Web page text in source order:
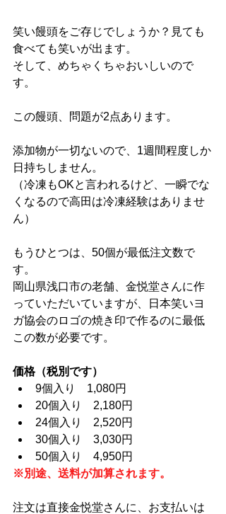
笑い饅頭をご存じでしょうか？見ても
食べても笑いが出ます。
そして、めちゃくちゃおいしいので
す。
この饅頭、問題が2点あります。
添加物が一切ないので、1週間程度しか
日持ちしません。
（冷凍もOKと言われるけど、一瞬でな
くなるので高田は冷凍経験はありませ
ん）
もうひとつは、50個が最低注文数で
す。
岡山県浅口市の老舗、金悦堂さんに作
っていただいていますが、日本笑いヨ
ガ協会のロゴの焼き印で作るのに最低
この数が必要です。
価格（税別です）
9個入り　1,080円
20個入り　2,180円
24個入り　2,520円
30個入り　3,030円
50個入り　4,950円
※別途、送料が加算されます。
注文は直接金悦堂さんに、お支払いは